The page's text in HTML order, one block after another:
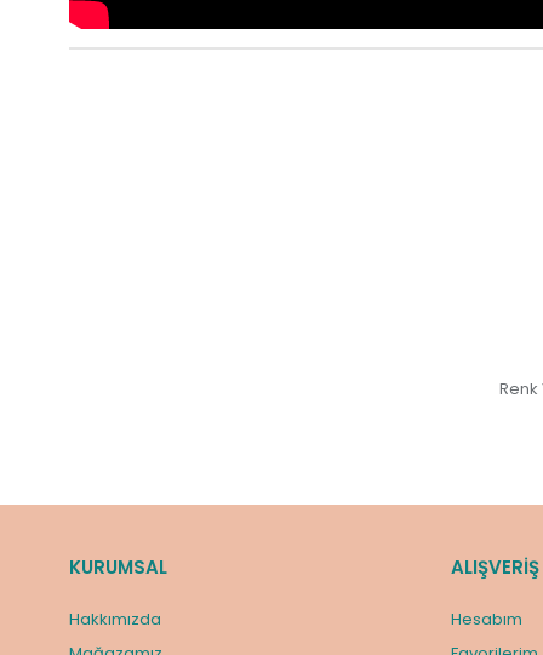
KURUMSAL
Hakkımızda
ALIŞVERİŞ
Hesabım